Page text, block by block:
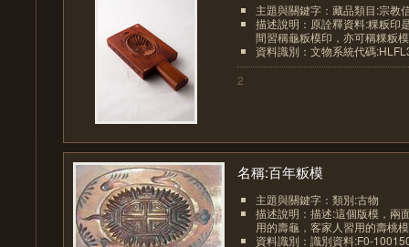
主題與關鍵字：藏品類目:宗教
描述說明：原詮釋資料:粿粄印
間習稱龜粄模印，亦可稱粿粄
資料識別：文物系統代碼
2
名稱:百年粄模
主題與關鍵字：類別:古物
描述說明：描述:這個版模，兩
用的壽龜，客家人習用的壽桃
資料識別：識別資料:F0-